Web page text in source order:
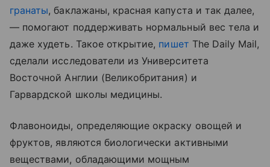
гранаты, баклажаны, красная капуста и так далее,
— помогают поддерживать нормальный вес тела и
даже худеть. Такое открытие, пишет The Daily Mail,
сделали исследователи из Университета
Восточной Англии (Великобритания) и
Гарвардской школы медицины.
Флавоноиды, определяющие окраску овощей и
фруктов, являются биологически активными
веществами, обладающими мощным